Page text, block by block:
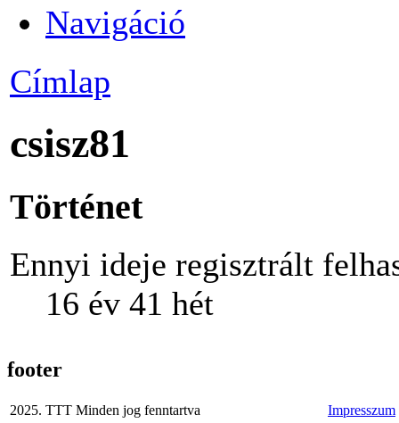
Navigáció
Címlap
csisz81
Történet
Ennyi ideje regisztrált
16 év 41 hét
footer
2025. TTT Minden jog fenntartva Impresszum